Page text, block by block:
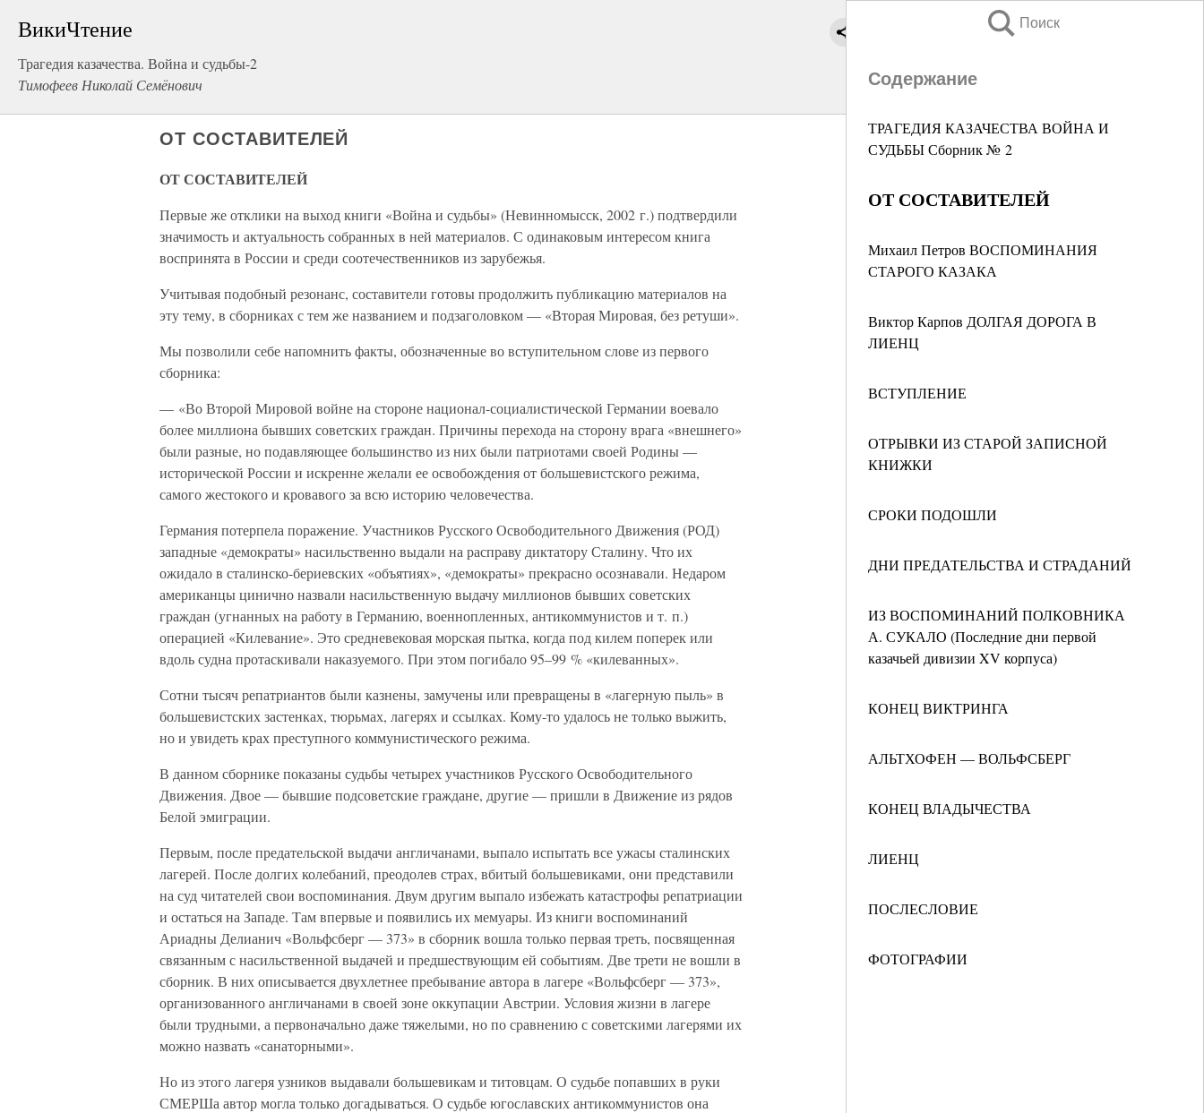
ВикиЧтение
Трагедия казачества. Война и судьбы-2
Тимофеев Николай Семёнович
Поиск
Содержание
ТРАГЕДИЯ КАЗАЧЕСТВА ВОЙНА И
СУДЬБЫ Сборник № 2
ОТ СОСТАВИТЕЛЕЙ
Михаил Петров ВОСПОМИНАНИЯ
СТАРОГО КАЗАКА
Виктор Карпов ДОЛГАЯ ДОРОГА В
ЛИЕНЦ
ВСТУПЛЕНИЕ
ОТРЫВКИ ИЗ СТАРОЙ ЗАПИСНОЙ
КНИЖКИ
СРОКИ ПОДОШЛИ
ДНИ ПРЕДАТЕЛЬСТВА И СТРАДАНИЙ
ИЗ ВОСПОМИНАНИЙ ПОЛКОВНИКА
А. СУКАЛО (Последние дни первой
казачьей дивизии XV корпуса)
КОНЕЦ ВИКТРИНГА
АЛЬТХОФЕН — ВОЛЬФСБЕРГ
КОНЕЦ ВЛАДЫЧЕСТВА
ЛИЕНЦ
ПОСЛЕСЛОВИЕ
ФОТОГРАФИИ
ОТ СОСТАВИТЕЛЕЙ
ОТ СОСТАВИТЕЛЕЙ
Первые же отклики на выход книги «Война и судьбы» (Невинномысск, 2002 г.) подтвердили
значимость и актуальность собранных в ней материалов. С одинаковым интересом книга
воспринята в России и среди соотечественников из зарубежья.
Учитывая подобный резонанс, составители готовы продолжить публикацию материалов на
эту тему, в сборниках с тем же названием и подзаголовком — «Вторая Мировая, без ретуши».
Мы позволили себе напомнить факты, обозначенные во вступительном слове из первого
сборника:
— «Во Второй Мировой войне на стороне национал-социалистической Германии воевало
более миллиона бывших советских граждан. Причины перехода на сторону врага «внешнего»
были разные, но подавляющее большинство из них были патриотами своей Родины —
исторической России и искренне желали ее освобождения от большевистского режима,
самого жестокого и кровавого за всю историю человечества.
Германия потерпела поражение. Участников Русского Освободительного Движения (РОД)
западные «демократы» насильственно выдали на расправу диктатору Сталину. Что их
ожидало в сталинско-бериевских «объятиях», «демократы» прекрасно осознавали. Недаром
американцы цинично назвали насильственную выдачу миллионов бывших советских
граждан (угнанных на работу в Германию, военнопленных, антикоммунистов и т. п.)
операцией «Килевание». Это средневековая морская пытка, когда под килем поперек или
вдоль судна протаскивали наказуемого. При этом погибало 95–99 % «килеванных».
Сотни тысяч репатриантов были казнены, замучены или превращены в «лагерную пыль» в
большевистских застенках, тюрьмах, лагерях и ссылках. Кому-то удалось не только выжить,
но и увидеть крах преступного коммунистического режима.
В данном сборнике показаны судьбы четырех участников Русского Освободительного
Движения. Двое — бывшие подсоветские граждане, другие — пришли в Движение из рядов
Белой эмиграции.
Первым, после предательской выдачи англичанами, выпало испытать все ужасы сталинских
лагерей. После долгих колебаний, преодолев страх, вбитый большевиками, они представили
на суд читателей свои воспоминания. Двум другим выпало избежать катастрофы репатриации
и остаться на Западе. Там впервые и появились их мемуары. Из книги воспоминаний
Ариадны Делианич «Вольфсберг — 373» в сборник вошла только первая треть, посвященная
связанным с насильственной выдачей и предшествующим ей событиям. Две трети не вошли в
сборник. В них описывается двухлетнее пребывание автора в лагере «Вольфсберг — 373»,
организованного англичанами в своей зоне оккупации Австрии. Условия жизни в лагере
были трудными, а первоначально даже тяжелыми, но по сравнению с советскими лагерями их
можно назвать «санаторными».
Но из этого лагеря узников выдавали большевикам и титовцам. О судьбе попавших в руки
СМЕРШа автор могла только догадываться. О судьбе югославских антикоммунистов она